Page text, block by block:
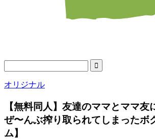
オリジナル
【無料同人】友達のママとママ友
ぜ〜んぶ搾り取られてしまったボ
ム】